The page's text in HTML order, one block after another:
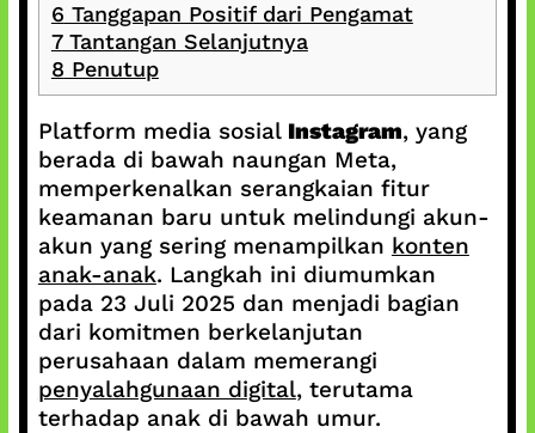
6 Tanggapan Positif dari Pengamat
7Tantangan Selanjutnya
8 Penutup
Platform media sosial Instagram, yang
berada di bawah naungan Meta,
memperkenalkan serangkaian fitur
keamanan baru untuk melindungi akun-
akun yang sering menampilkan konten
anak-anak. Langkah ini diumumkan
pada 23 Juli 2025 dan menjadi bagian
dari komitmen berkelanjutan
perusahaan dalam memerangi
penyalahgunaan digital, terutama
terhadap anak di bawah umur.